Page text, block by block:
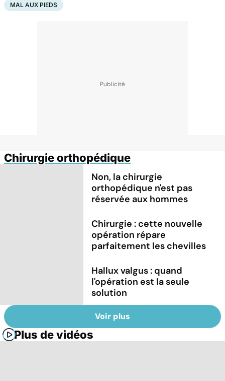
MAL AUX PIEDS
Chirurgie orthopédique
Non, la chirurgie
orthopédique n'est pas
réservée aux hommes
Chirurgie : cette nouvelle
opération répare
parfaitement les chevilles
Hallux valgus : quand
l'opération est la seule
solution
Voir plus
Plus de vidéos